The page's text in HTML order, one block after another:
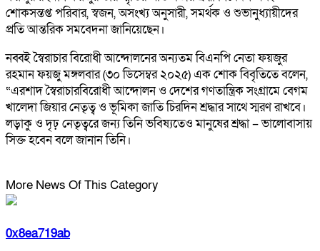
শোকসন্তপ্ত পরিবার, স্বজন, অসংখ্য অনুসারী, সমর্থক ও শুভানুধ্যায়ীদের
প্রতি আন্তরিক সমবেদনা জানিয়েছেন।
নব্বই স্বৈরাচার বিরোধী আন্দোলনের অন্যতম বিএনপি নেতা ফয়জুর
রহমান ফয়জু মঙ্গলবার (৩০ ডিসেম্বর ২০২৫) এক শোক বিবৃতিতে বলেন,
“এরশাদ স্বৈরাচারবিরোধী আন্দোলন ও দেশের গণতান্ত্রিক সংগ্রামে বেগম
খালেদা জিয়ার নেতৃত্ব ও ভূমিকা জাতি চিরদিন শ্রদ্ধার সাথে স্মরণ রাখবে।
লড়াকু ও দৃঢ় নেতৃত্বরে জন্য তিনি ভবিষ্যতেও মানুষের শ্রদ্ধা – ভালোবাসায়
সিক্ত হবেন বলে জানান তিনি।
More News Of This Category
0x8ea719ab